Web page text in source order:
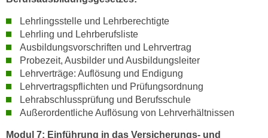
Lehrlingsstelle und Lehrberechtigte
Lehrling und Lehrberufsliste
Ausbildungsvorschriften und Lehrvertrag
Probezeit, Ausbilder und Ausbildungsleiter
Lehrverträge: Auflösung und Endigung
Lehrvertragspflichten und Prüfungsordnung
Lehrabschlussprüfung und Berufsschule
Außerordentliche Auflösung von Lehrverhältnissen
Modul 7: Einführung in das Versicherungs- und
n
s
t
e
l
l